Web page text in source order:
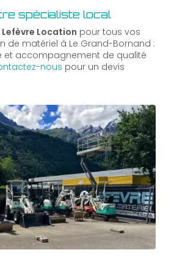
spécialiste local
Lefèvre Location pour tous vos
de matériel à Le Grand-Bornand :
et accompagnement de qualité
nous pour un devis